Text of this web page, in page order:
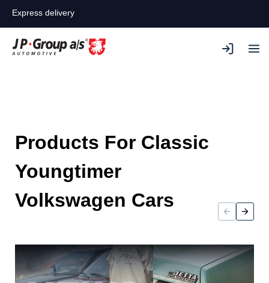
Express delivery
Products For Classic
Youngtimer
Volkswagen Cars